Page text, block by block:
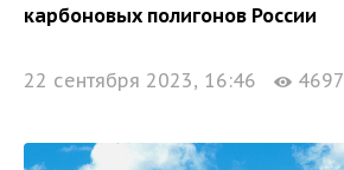
карбоновых полигонов России
22 сентября 2023, 16:46 4697